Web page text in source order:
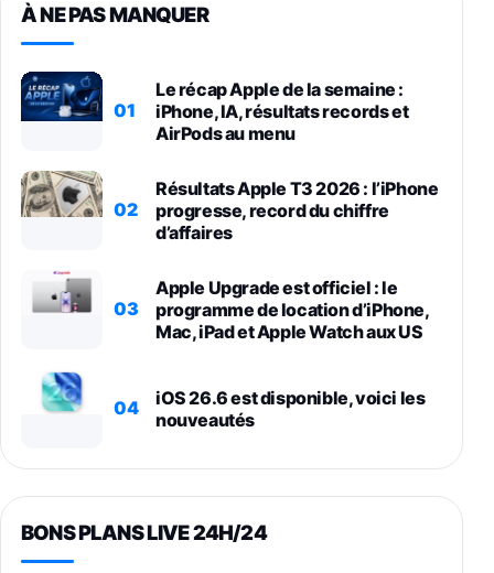
À NE PAS MANQUER
01
Le récap Apple de la semaine :
iPhone, IA, résultats records et
AirPods au menu
02
Résultats Apple T3 2026 : l’iPhone
progresse, record du chiffre
d’affaires
03
Apple Upgrade est officiel : le
programme de location d’iPhone,
Mac, iPad et Apple Watch aux US
04
iOS 26.6 est disponible, voici les
nouveautés
BONS PLANS LIVE 24H/24